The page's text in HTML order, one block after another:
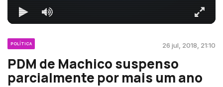
POLÍTICA 26 jul, 2018, 21:10
PDM de Machico suspenso
parcialmente por mais um ano